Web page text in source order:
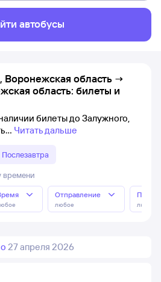
автобусы
Воронежская область →
область: билеты и
билеты до Залужного,
Читать дальше
Послезавтра
времени
Отправление
любое любое
27 апреля 2026